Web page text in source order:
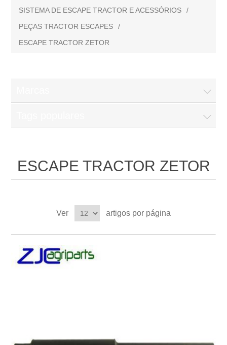
SISTEMA DE ESCAPE TRACTOR E ACESSÓRIOS
/
PEÇAS TRACTOR ESCAPES
/
ESCAPE TRACTOR ZETOR
ESCAPE TRACTOR ZETOR
Ver artigos por página